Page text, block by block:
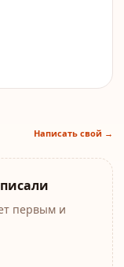
Написать свой →
первым и